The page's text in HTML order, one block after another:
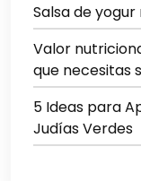
Salsa de
Valor
que necesitas
5 Ideas para
Judías Verdes